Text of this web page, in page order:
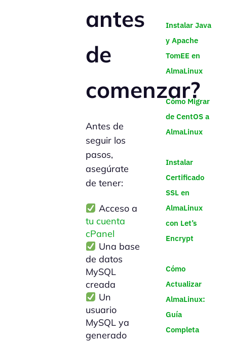
antes
de
comenzar?
Antes de
seguir los
pasos,
asegúrate
de tener:
Acceso a
tu cuenta
cPanel
Una base
de datos
MySQL
creada
Un
usuario
MySQL ya
generado
Instalar Java
y Apache
TomEE en
AlmaLinux
Cómo Migrar
de CentOS a
AlmaLinux
Instalar
Certificado
SSL en
AlmaLinux
con Let’s
Encrypt
Cómo
Actualizar
AlmaLinux:
Guía
Completa